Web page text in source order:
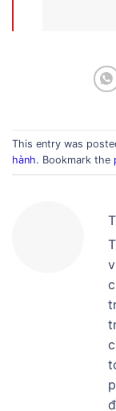
This entry was
hành. Bookmark the